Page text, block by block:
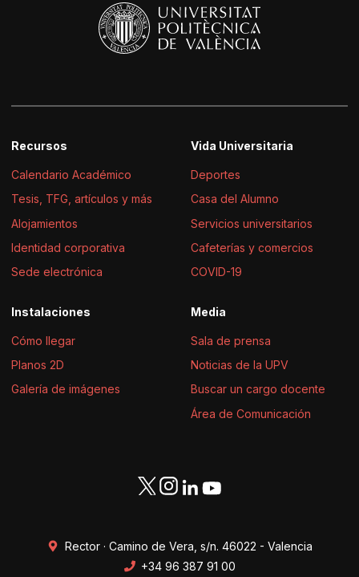
Recursos
Calendario Académico
Tesis, TFG, artículos y más
Alojamientos
Identidad corporativa
Sede electrónica
Vida Universitaria
Deportes
Casa del Alumno
Servicios universitarios
Cafeterías y comercios
COVID-19
Instalaciones
Cómo llegar
Planos 2D
Galería de imágenes
Media
Sala de prensa
Noticias de la UPV
Buscar un cargo docente
Área de Comunicación
Rector · Camino de Vera, s/n. 46022 - Valencia
+34 96 387 91 00